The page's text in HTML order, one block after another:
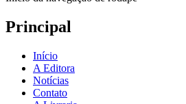
Principal
Início
A Editora
Notícias
Contato